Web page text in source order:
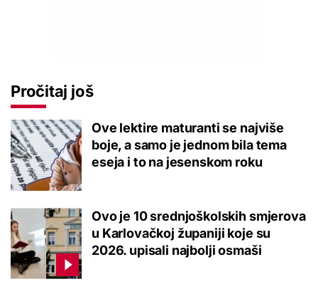
Pročitaj još
Ove lektire maturanti se najviše
boje, a samo je jednom bila tema
eseja i to na jesenskom roku
Ovo je 10 srednjoškolskih smjerova
u Karlovačkoj županiji koje su
2026. upisali najbolji osmaši